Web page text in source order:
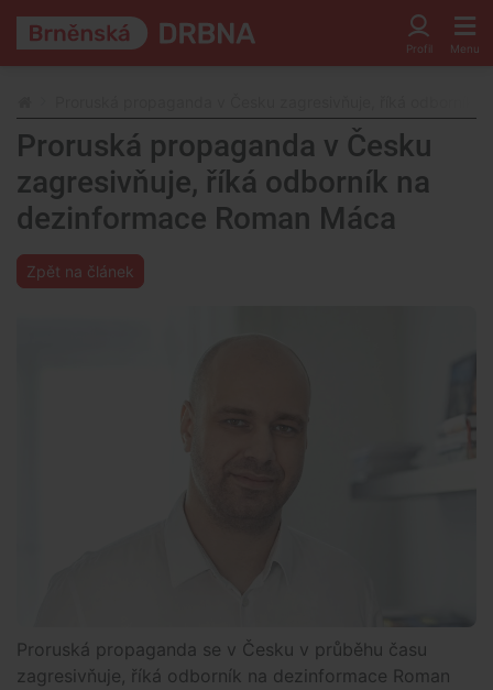
Proruská propaganda v Česku
zagresivňuje, říká odborník na
dezinformace Roman Máca
Zpět na článek
Proruská propaganda se v Česku v průběhu času
zagresivňuje, říká odborník na dezinformace Roman